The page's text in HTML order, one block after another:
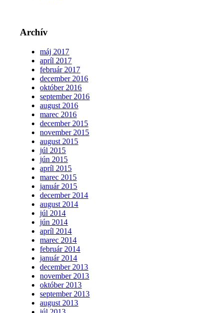
Archív
máj 2017
apríl 2017
február 2017
december 2016
október 2016
september 2016
august 2016
marec 2016
december 2015
november 2015
august 2015
júl 2015
jún 2015
apríl 2015
marec 2015
január 2015
december 2014
august 2014
júl 2014
jún 2014
apríl 2014
marec 2014
február 2014
január 2014
december 2013
november 2013
október 2013
september 2013
august 2013